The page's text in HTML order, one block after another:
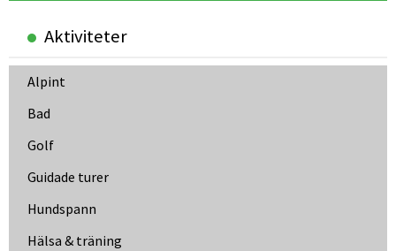
Aktiviteter
Alpint
Bad
Golf
Guidade turer
Hundspann
Hälsa & träning